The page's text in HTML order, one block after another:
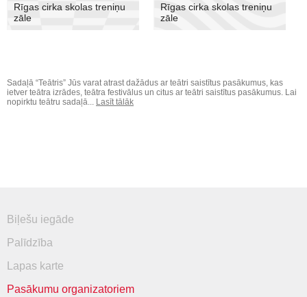
Rīgas cirka skolas treniņu
zāle
Rīgas cirka skolas treniņu
zāle
Sadaļā “Teātris” Jūs varat atrast dažādus ar teātri saistītus pasākumus, kas
ietver teātra izrādes, teātra festivālus un citus ar teātri saistītus pasākumus. Lai
nopirktu teātru sadaļā... Lasīt tālāk
Biļešu iegāde
Palīdzība
Lapas karte
Pasākumu organizatoriem